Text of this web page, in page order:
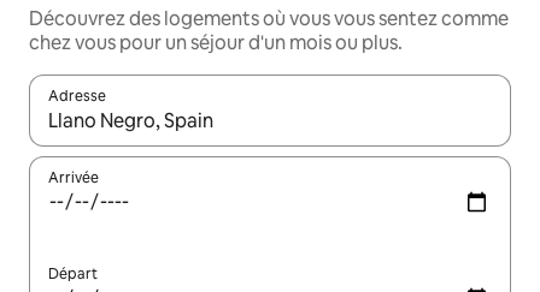
Découvrez des logements où vous vous sentez comme
chez vous pour un séjour d'un mois ou plus.
Adresse
Lorsque les résultats s'affichent, utilisez les flèches vers le
Arrivée
Départ